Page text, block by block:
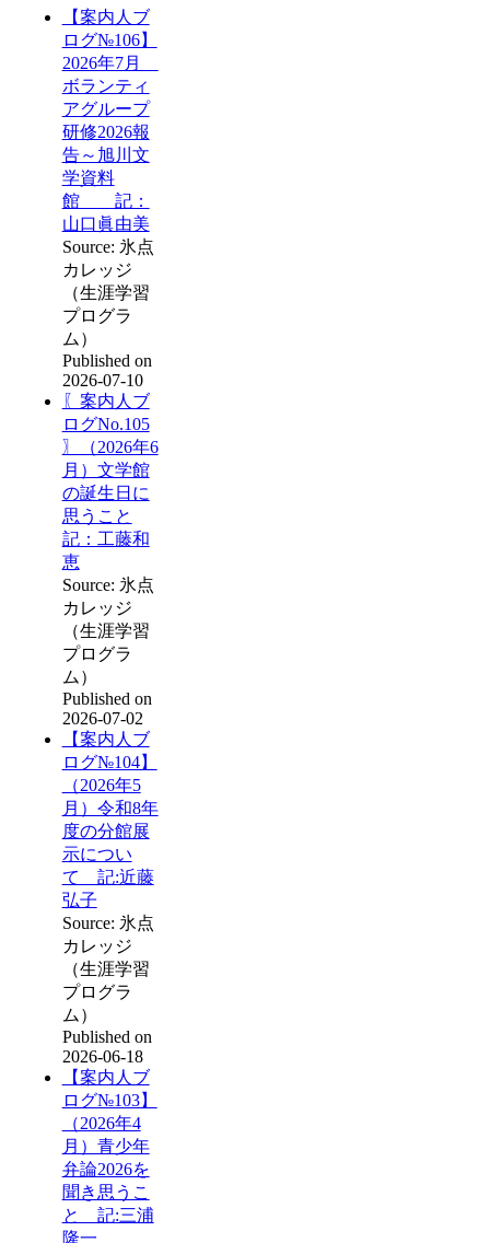
【案内人ブ
ログ№106】
2026年7月
ボランティ
アグループ
研修2026報
告～旭川文
学資料
館 記：
山口眞由美
Source: 氷点
カレッジ
（生涯学習
プログラ
ム）
Published on
2026-07-10
〖案内人ブ
ログNo.105
〗（2026年6
月）文学館
の誕生日に
思うこと
記：工藤和
恵
Source: 氷点
カレッジ
（生涯学習
プログラ
ム）
Published on
2026-07-02
【案内人ブ
ログ№104】
（2026年5
月）令和8年
度の分館展
示につい
て 記:近藤
弘子
Source: 氷点
カレッジ
（生涯学習
プログラ
ム）
Published on
2026-06-18
【案内人ブ
ログ№103】
（2026年4
月）青少年
弁論2026を
聞き思うこ
と 記:三浦
隆一